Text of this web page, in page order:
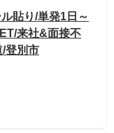
貼り/単発1日～
来社&面接不
登別市